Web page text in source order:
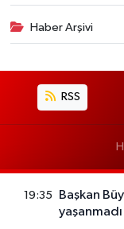
Haber Arşivi
RSS
19:35
Başkan